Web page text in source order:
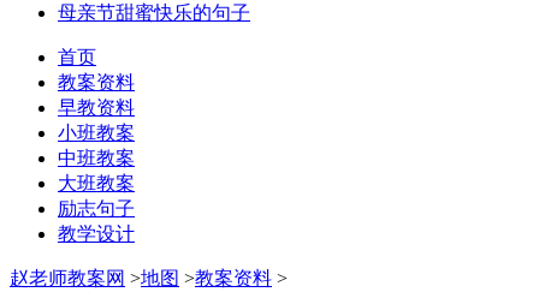
母亲节甜蜜快乐的句子
首页
教案资料
早教资料
小班教案
中班教案
大班教案
励志句子
教学设计
赵老师教案网 >地图 >教案资料 >